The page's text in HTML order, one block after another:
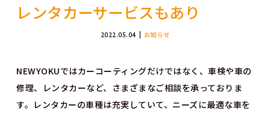
レンタカーサービスもあり
2022.05.04 お知らせ
NEWYOKUではカーコーティングだけではなく、車検や車の
修理、レンタカーなど、さまざまなご相談を承っておりま
す。レンタカーの車種は充実していて、ニーズに最適な車を